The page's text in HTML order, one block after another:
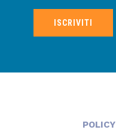
ISCRIVITI
POLICY